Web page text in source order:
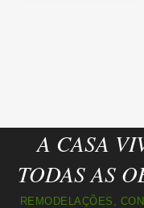
A CASA
TODAS AS
REMODELAÇÕES,